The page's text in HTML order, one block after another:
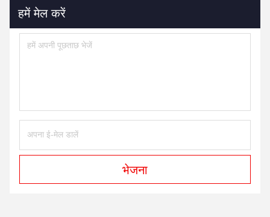
हमें मेल करें
भेजना